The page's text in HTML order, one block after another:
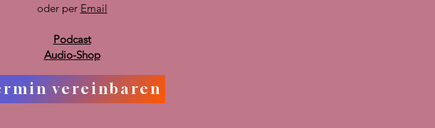
oder per Email
Podcast
Audio-Shop
vereinbaren